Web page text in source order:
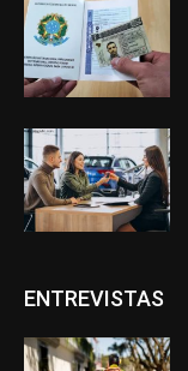
ENTREVISTAS